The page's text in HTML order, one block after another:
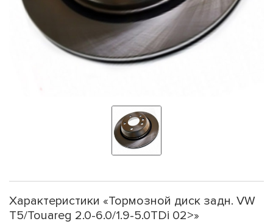
Характеристики «Тормозной диск задн. VW
T5/Touareg 2.0-6.0/1.9-5.0TDi 02>»